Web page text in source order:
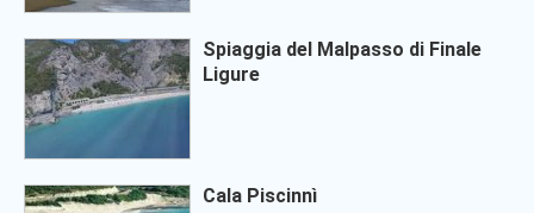
Spiaggia del Malpasso di Finale
Ligure
Cala Piscinnì